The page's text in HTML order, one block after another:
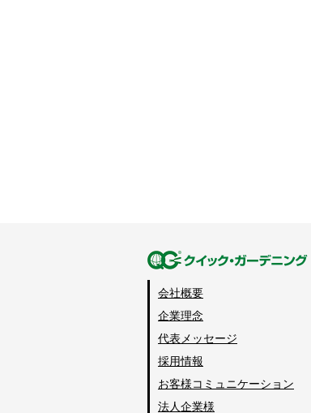
会社概要
企業理念
代表メッセージ
採用情報
お客様コミュニケーション
法人企業様